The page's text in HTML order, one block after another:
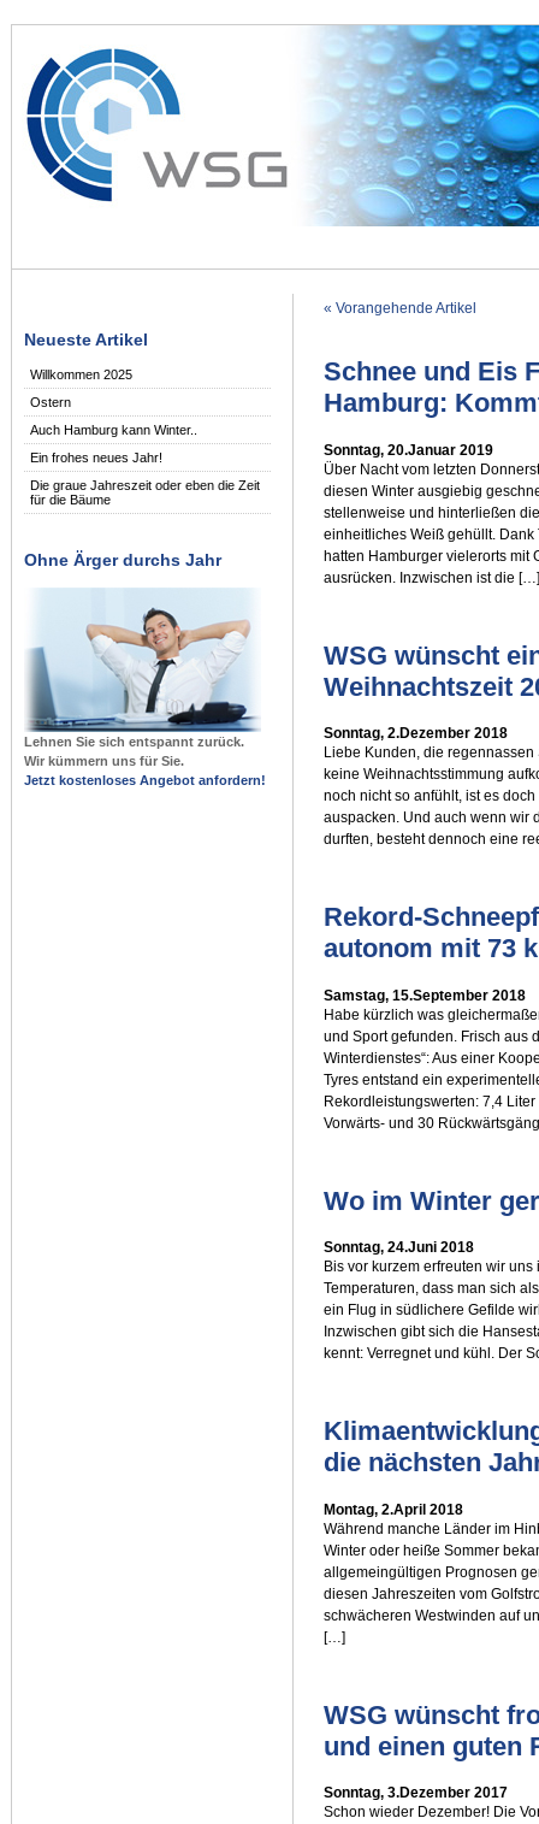
Neueste Artikel
Willkommen 2025
Ostern
Auch Hamburg kann Winter..
Ein frohes neues Jahr!
Die graue Jahreszeit oder eben die Zeit
für die Bäume
Ohne Ärger durchs Jahr
Lehnen Sie sich entspannt zurück.
Wir kümmern uns für Sie.
Jetzt kostenloses Angebot anfordern!
« Vorangehende Artikel
Schnee und Eis
Hamburg:
Sonntag, 20.Januar 2019
Über Nacht vom letzten
diesen Winter ausgiebig
stellenweise und hinterließen
einheitliches Weiß gehüllt.
hatten Hamburger vielerorts mit
ausrücken. Inzwischen ist die […]
WSG wünscht
Weihnachtszeit
Sonntag, 2.Dezember 2018
Liebe Kunden, die
keine Weihnachtsstimmung
noch nicht so anfühlt, ist es
auspacken. Und auch wenn wir
durften, besteht dennoch eine
Rekord-
autonom mit 73
Samstag, 15.September 2018
Habe kürzlich was
und Sport gefunden. Frisch aus
Winterdienstes“: Aus einer
Tyres entstand ein
Rekordleistungswerten: 7,4
Vorwärts- und 30
Wo im Winter
Sonntag, 24.Juni 2018
Bis vor kurzem erfreuten wir
Temperaturen, dass man sich
ein Flug in südlichere Gefilde
Inzwischen gibt sich die
kennt: Verregnet und kühl. Der
die nächsten
Montag, 2.April 2018
Während manche Länder im
Winter oder heiße Sommer
allgemeingültigen Prognosen
diesen Jahreszeiten vom
schwächeren Westwinden auf
[…]
WSG wünscht
und einen guten
Sonntag, 3.Dezember 2017
Schon wieder Dezember! Die